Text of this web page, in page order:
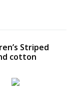
Striped
cotton